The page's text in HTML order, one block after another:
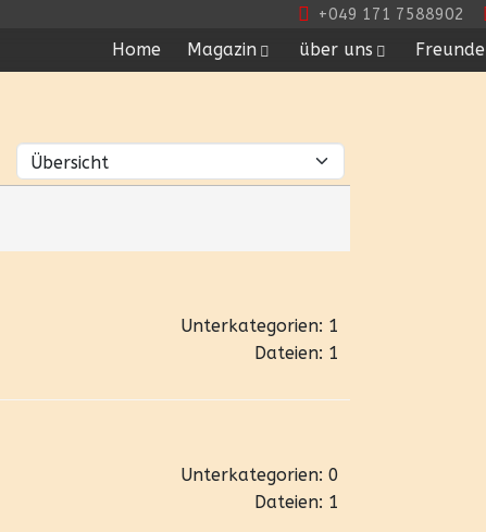
+049 171 7588902
Home Magazin über uns Freunde
Unterkategorien: 1
Dateien: 1
Unterkategorien: 0
Dateien: 1